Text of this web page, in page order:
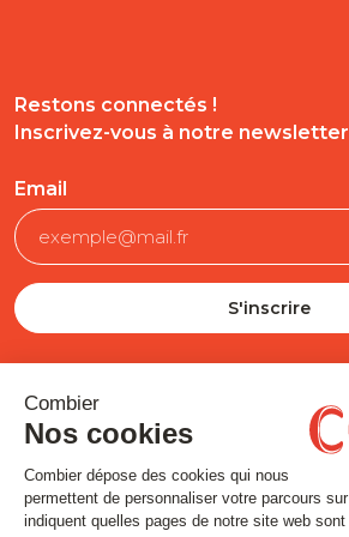
Restons connectés !
Inscrivez-vous à notre newsletter
Email
Contact